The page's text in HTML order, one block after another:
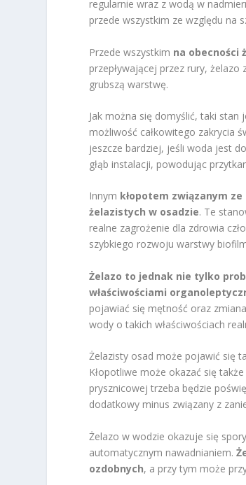
regularnie wraz z wodą w
przede wszystkim ze względu na
Przede wszystkim na obecności
przepływającej przez rury,
grubszą warstwę.
Jak można się domyślić, taki stan
możliwość całkowitego zakrycia
jeszcze bardziej, jeśli woda jest
głąb instalacji, powodując
Innym kłopotem związanym
żelazistych w osadzie. Te
realne zagrożenie dla zdrowia
szybkiego rozwoju warstwy
Żelazo to jednak nie tylko
właściwościami
pojawiać się mętność oraz
wody o takich właściwościach
Żelazisty osad może pojawić się
Kłopotliwe może okazać się
prysznicowej trzeba będzie
dodatkowy minus związany z
Żelazo w wodzie okazuje się
automatycznym nawadnianiem.
ozdobnych, a przy tym może